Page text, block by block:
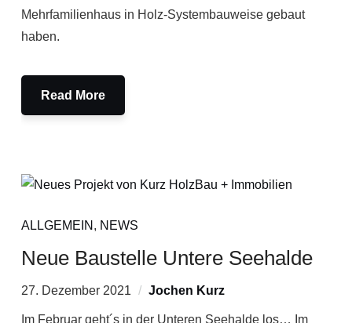
Mehrfamilienhaus in Holz-Systembauweise gebaut
haben.
Read More
ALLGEMEIN , NEWS
Neue Baustelle Untere Seehalde
27. Dezember 2021 Jochen Kurz
Im Februar geht´s in der Unteren Seehalde los… Im